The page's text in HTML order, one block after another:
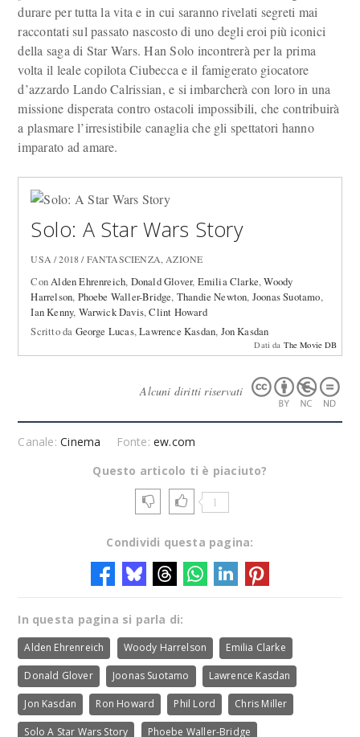
durare per tutta la vita e in cui saranno rivelati segreti mai
raccontati sul passato nascosto di uno degli eroi più iconici
della saga di Star Wars. Han Solo incontrerà per la prima
volta il leale copilota Ciubecca e il famigerato giocatore
d’azzardo Lando Calrissian, e si imbarcherà con loro in una
missione disperata contro ostacoli impossibili, che contribuirà
a plasmare l’irresistibile canaglia che gli spettatori hanno
imparato ad amare.
Solo: A Star Wars Story
USA / 2018 / FANTASCIENZA, AZIONE
ConAlden Ehrenreich, Donald Glover, Emilia Clarke,Woody
Harrelson, Phoebe Waller-Bridge, Thandie Newton, Joonas Suotamo,
Ian Kenny, Warwick Davis,Clint Howard
Scritto da George Lucas,Lawrence Kasdan, Jon Kasdan
Dati da The Movie DB
Alcuni diritti riservati
Canale:Cinema Fonte:ew.com
Questo articolo ti è piaciuto?
1
Condividi questa pagina:
In questa pagina si parla di:
Alden Ehrenreich Woody Harrelson Emilia Clarke
Donald Glover Joonas Suotamo Lawrence Kasdan
Jon Kasdan Ron Howard Phil Lord Chris Miller
Solo A Star Wars Story Phoebe Waller-Bridge